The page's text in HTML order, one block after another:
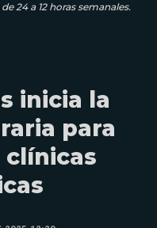
24 a 12 horas semanales.
inicia la
para
clínicas